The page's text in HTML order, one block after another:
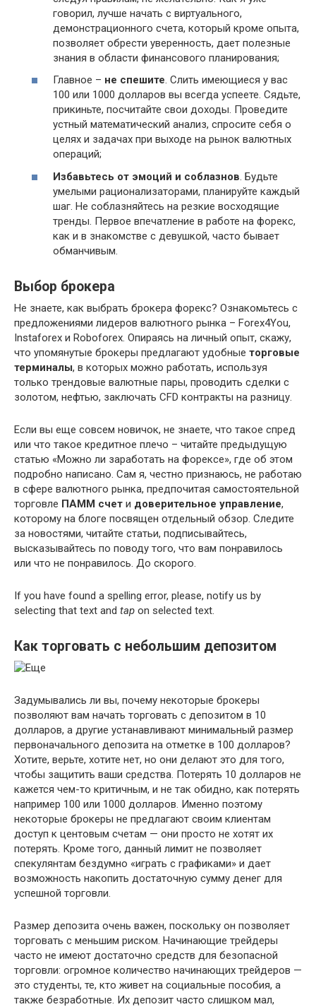
говорил, лучше начать с виртуального,
демонстрационного счета, который кроме опыта,
позволяет обрести уверенность, дает полезные
знания в области финансового планирования;
Главное – не спешите. Слить имеющиеся у вас
100 или 1000 долларов вы всегда успеете. Сядьте,
прикиньте, посчитайте свои доходы. Проведите
устный математический анализ, спросите себя о
целях и задачах при выходе на рынок валютных
операций;
Избавьтесь от эмоций и соблазнов . Будьте
умелыми рационализаторами, планируйте каждый
шаг. Не соблазняйтесь на резкие восходящие
тренды. Первое впечатление в работе на форекс,
как и в знакомстве с девушкой, часто бывает
обманчивым.
Выбор брокера
Не знаете, как выбрать брокера форекс? Ознакомьтесь с
предложениями лидеров валютного рынка – Forex4You,
Instaforex и Roboforex. Опираясь на личный опыт, скажу,
что упомянутые брокеры предлагают удобные торговые
терминалы, в которых можно работать, используя
только трендовые валютные пары, проводить сделки с
золотом, нефтью, заключать CFD контракты на разницу.
Если вы еще совсем новичок, не знаете, что такое спред
или что такое кредитное плечо – читайте предыдущую
статью «Можно ли заработать на форексе», где об этом
подробно написано. Сам я, честно признаюсь, не работаю
в сфере валютного рынка, предпочитая самостоятельной
торговле ПАММ счет и доверительное управление,
которому на блоге посвящен отдельный обзор. Следите
за новостями, читайте статьи, подписывайтесь,
высказывайтесь по поводу того, что вам понравилось
или что не понравилось. До скорого.
If you have found a spelling error, please, notify us by
selecting that text and tap on selected text.
​Как торговать с небольшим депозитом
Задумывались ли вы, почему некоторые брокеры
позволяют вам начать торговать с депозитом в 10
долларов, а другие устанавливают минимальный размер
первоначального депозита на отметке в 100 долларов?
Хотите, верьте, хотите нет, но они делают это для того,
чтобы защитить ваши средства. Потерять 10 долларов не
кажется чем-то критичным, и не так обидно, как потерять
например 100 или 1000 долларов. Именно поэтому
некоторые брокеры не предлагают своим клиентам
доступ к центовым счетам — они просто не хотят их
потерять. Кроме того, данный лимит не позволяет
спекулянтам бездумно «играть с графиками» и дает
возможность накопить достаточную сумму денег для
успешной торговли.
Размер депозита очень важен, поскольку он позволяет
торговать с меньшим риском. Начинающие трейдеры
часто не имеют достаточно средств для безопасной
торговли: огромное количество начинающих трейдеров —
это студенты, те, кто живет на социальные пособия, а
также безработные. Их депозит часто слишком мал,